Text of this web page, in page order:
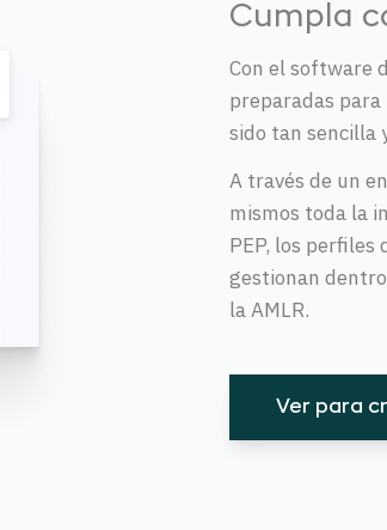
Cumpla
Con el software
preparadas para
sido tan sencilla
A través de un
mismos toda la
PEP, los
gestionan
la AMLR.
Ver para